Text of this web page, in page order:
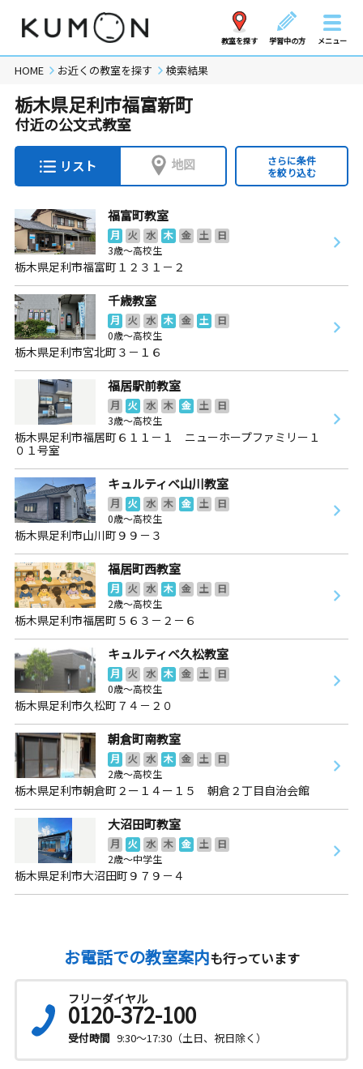
教室を探す 学習中の方 メニュー
HOME お近くの教室を探す 検索結果
栃木県足利市福富新町
付近の公文式教室
リスト 地図
さらに条件
を絞り込む
福富町教室
月 火 水 木 金 土
日
3歳～高校生
栃木県足利市福富町１２３１－２
千歳教室
月 火 水 木 金 土
日
0歳～高校生
栃木県足利市宮北町３－１６
福居駅前教室
月 火 水 木 金 土
日
3歳～高校生
栃木県足利市福居町６１１－１ ニューホープファミリー１
０１号室
キュルティベ山川教室
月 火 水 木 金 土
日
0歳～高校生
栃木県足利市山川町９９－３
福居町西教室
月 火 水 木 金 土
日
2歳～高校生
栃木県足利市福居町５６３－２－６
キュルティベ久松教室
月 火 水 木 金 土
日
0歳～高校生
栃木県足利市久松町７４－２０
朝倉町南教室
月 火 水 木 金 土
日
2歳～高校生
栃木県足利市朝倉町２ー１４ー１５ 朝倉２丁目自治会館
大沼田町教室
月 火 水 木 金 土
日
2歳～中学生
栃木県足利市大沼田町９７９－４
お電話での教室案内も行っています
フリーダイヤル
0120-372-100
受付時間 9:30～17:30（土日、祝日除く）